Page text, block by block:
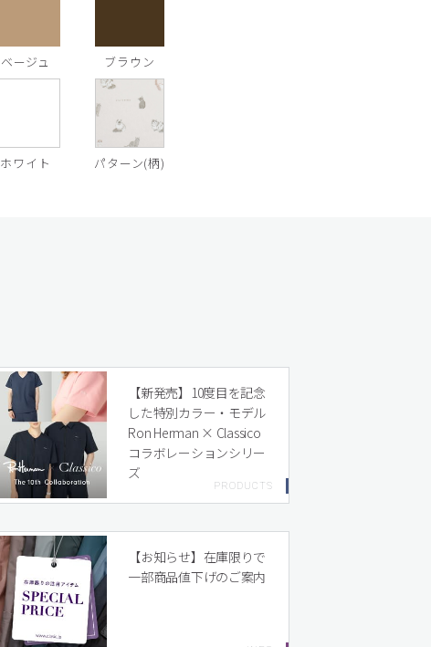
ベージュ ブラウン
ホワイト パターン(柄)
【新発売】10度目を記念
した特別カラー・モデル
Ron Herman × Classico
コラボレーションシリー
ズ
【お知らせ】在庫限りで
一部商品値下げのご案内